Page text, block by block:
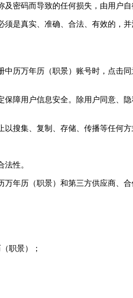
密码而导致的任何损失，由用户
是真实、准确、合法、有效的，
历万年历（职景）账号时，点击
障用户信息安全。除用户同意、
搜集、复制、存储、传播等任何
性。
年历（职景）和第三方供应商、
职景）；